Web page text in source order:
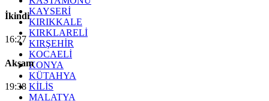
KAYSERİ
KIRIKKALE
KIRKLARELİ
KIRŞEHİR
KOCAELİ
KONYA
KÜTAHYA
KİLİS
MALATYA
İkindi
16:27
Akşam
19:38